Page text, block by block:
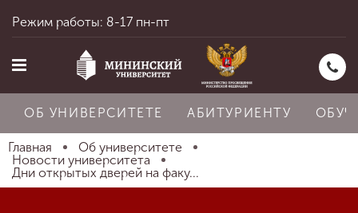
Главная
Режим работы: 8-17 пн-пт
ОБ УНИВЕРСИТЕТЕ АБИТУРИЕНТУ
Главная
Об университете
Новости университета
Дни открытых дверей на факу...